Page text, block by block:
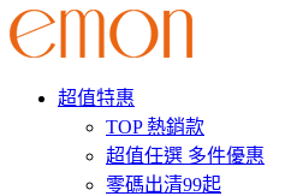
超值特惠
TOP 熱銷款
超值任選 多件優惠
零碼出清99起